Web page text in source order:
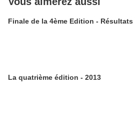
Finale de la 4ème Edition - Résultats
La quatrième édition - 2013